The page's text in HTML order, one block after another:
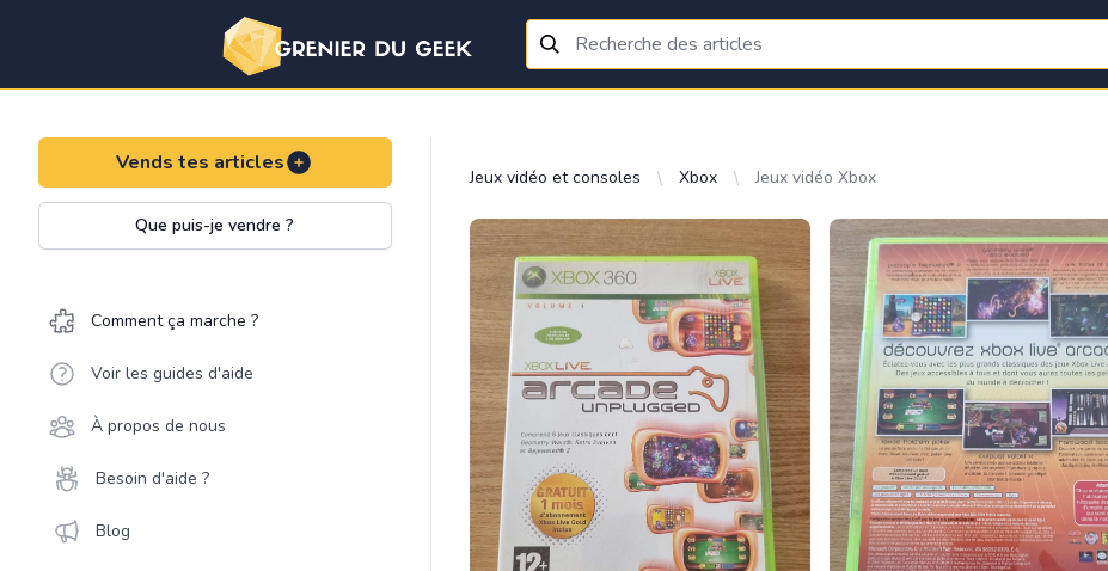
Vends tes articles
Que puis-je vendre ?
Comment ça marche ?
Voir les guides d'aide
À propos de nous
Besoin d'aide ?
Blog
Jeux vidéo et consoles Xbox Jeux vidéo Xbox